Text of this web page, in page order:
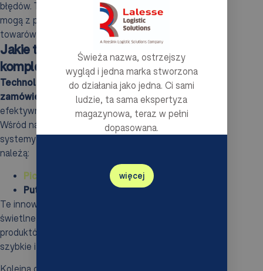
błędów. Techniki takie jakkompletacja multipicking
mogą z powodzeniem przyspieszyć proces zbierania
towarów w magazynie.
Jakie technologie wspierają proces
kompletacji zamówień?
Technologie wspierające proces kompletacji
zamówień
w znaczący sposób zwiększają
efektywność operacyjną i redukują ryzyko błędów.
Wśród najistotniejszych rozwiązań wyróżniają się
systemy typu
należą:
Pick-to-Light
Put-to-Light
Te innowacyjne technologie wykorzystują sygnały
świetlne, które wskazują odpowiednie lokalizacje
produktów w magazynie, co pozwala pickerom na
szybkie i precyzyjne identyfikowanie towaru.
Kolejną ciekawą metodą jest
Świeża nazwa, ostrzejszy
wygląd i jedna marka stworzona
do działania jako jedna. Ci sami
ludzie, ta sama ekspertyza
magazynowa, teraz w pełni
dopasowana.
więcej